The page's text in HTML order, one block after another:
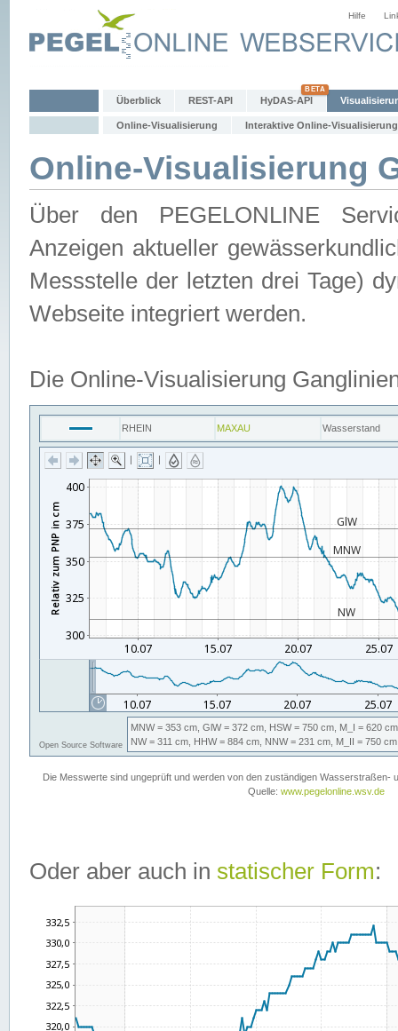
Hilfe
Überblick REST-API HyDAS-API
Online-Visualisierung Interaktive Online-Visualisierung
Online-Visualisierung
Über den PEGELONLINE
Anzeigen aktueller
Messstelle der letzten drei Tage)
Webseite integriert werden.
Die Online-Visualisierung
Oder aber auch in statischer Form: